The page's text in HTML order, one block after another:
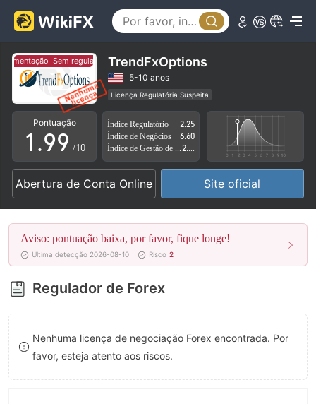
Sem regulamentaçãoTrendFxOptions
5-10 anos
Licença Regulatória Suspeita
Região de negócios suspeita
Risco potencial alto
Pontuação
0
1
2
3
4
5
6
7
8
9
.
5
6
7
8
9
5
6
7
8
9 /10
Índice Regulatório
2.25
Índice de Negócios
6.60
Abertura de Conta Online Site oficial
Aviso: pontuação baixa, por favor, fique longe!
Última detecção 2026-08-10 Risco 2
Regulador de Forex
Nenhuma licença de negociação Forex encontrada. Por
favor, esteja atento aos riscos.